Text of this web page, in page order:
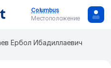
Columbus
Местоположение
Ербол Ибадиллаевич